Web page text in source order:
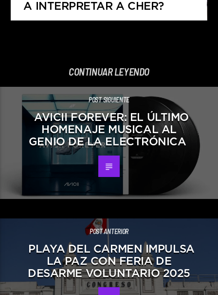
A INTERPRETAR A CHER?
CONTINUAR LEYENDO
POST SIGUIENTE
AVICII FOREVER: EL ÚLTIMO
HOMENAJE MUSICAL AL
GENIO DE LA ELECTRÓNICA
POST ANTERIOR
PLAYA DEL CARMEN IMPULSA
LA PAZ CON FERIA DE
DESARME VOLUNTARIO 2025